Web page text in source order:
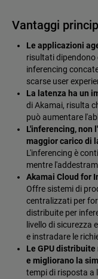
Vantaggi
Le applicazioni
risultati dipendono
inferencing
scarse user
La latenza ha un
di Akamai, risulta
può aumentare
L'inferencing, non
maggior carico di
L'inferencing è
mentre
Akamai Cloud for
Offre sistemi di
centralizzati per
distribuite per
livello di sicurezza
e instradare le
Le GPU
e migliorano la
tempi di risposta a